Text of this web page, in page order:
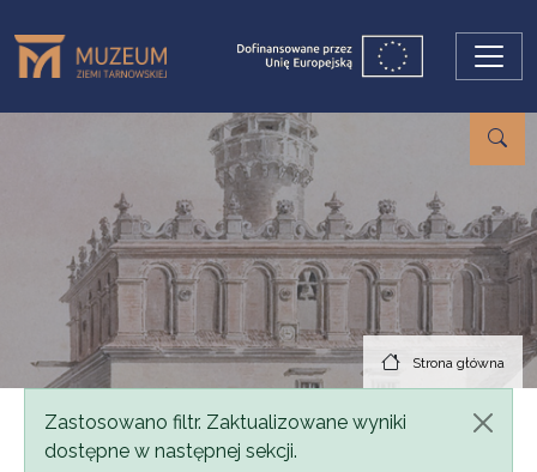
Strona główna
Komunikat
Zastosowano filtr. Zaktualizowane wyniki
dostępne w następnej sekcji.